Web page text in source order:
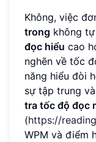
Không, việc
trong không
đọc hiểu cao
nghẽn về tốc
năng hiểu đòi
sự tập trung
tra tốc độ đọc
(https://
WPM và điểm